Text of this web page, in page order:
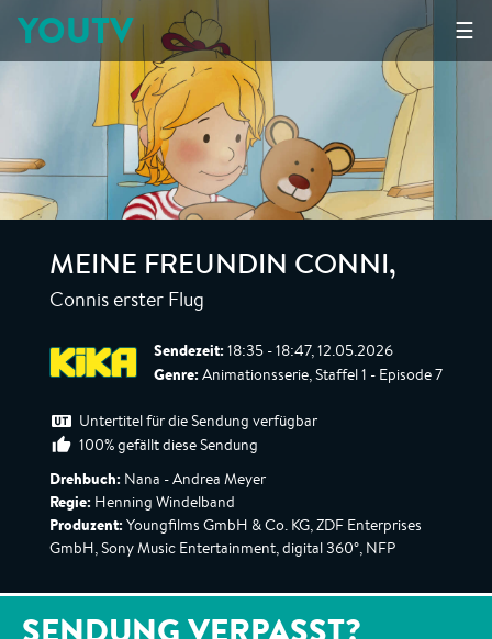
☰
YOUTV
MEINE FREUNDIN CONNI,
Connis erster Flug
Sendezeit: 18:35 - 18:47, 12.05.2026
Genre: Animationsserie, Staffel 1 - Episode 7
Untertitel für die Sendung verfügbar
100% gefällt diese Sendung
Drehbuch: Nana - Andrea Meyer
Regie: Henning Windelband
Produzent: Youngfilms GmbH & Co. KG, ZDF Enterprises
GmbH, Sony Music Entertainment, digital 360°, NFP